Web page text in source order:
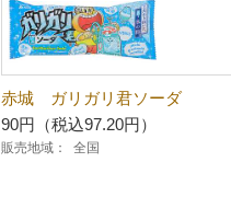
赤城 ガリガリ君ソーダ
90円（税込97.20円）
販売地域： 全国